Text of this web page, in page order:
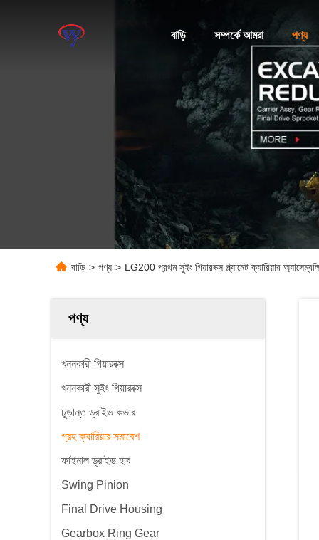
বাড়ি সম্পর্কে আমরা পণ্য
বাড়ি > পণ্য > LG200 প্রথম সুইং গিয়ারবক্স প্ল্যানেট ক্যারিয়ার
পণ্য
খননকারী গিয়ারবক্স
খননকারী সুইং গিয়ারবক্স
চূড়ান্ত ড্রাইভ কভার
গ্রহ ক্যারিয়ার সমাবেশ
ফাইনাল ড্রাইভ হাব
Swing Pinion
Final Drive Housing
Gearbox Ring Gear